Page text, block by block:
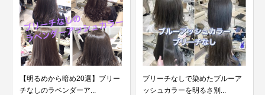
ブリー
ブリーチなしで染めたブルーア
ッシュカラーを明るさ別...
ブリーチハイライト毛にパー
かけて失敗しビビり毛に...